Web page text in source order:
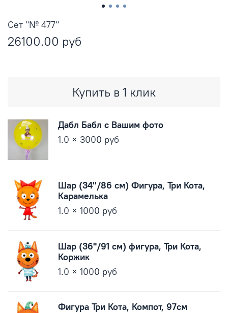
Сет "№ 477"
26100.00 руб
Купить в 1 клик
Дабл Бабл с Вашим фото
1.0 × 3000 руб
Шар (34''/86 см) Фигура, Три Кота,
Карамелька
1.0 × 1000 руб
Шар (36"/91 см) фигура, Три Кота,
Коржик
1.0 × 1000 руб
Фигура Три Кота, Компот, 97см